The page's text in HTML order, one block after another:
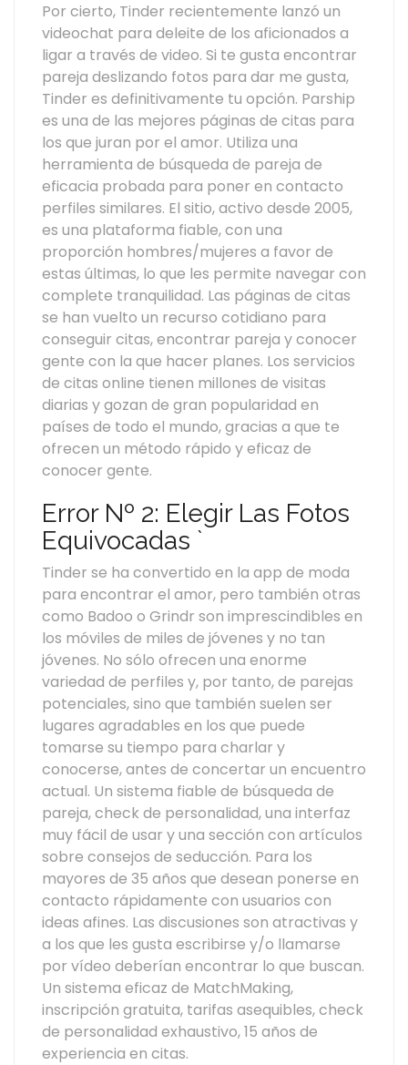
Por cierto, Tinder recientemente lanzó un
videochat para deleite de los aficionados a
ligar a través de video. Si te gusta encontrar
pareja deslizando fotos para dar me gusta,
Tinder es definitivamente tu opción. Parship
es una de las mejores páginas de citas para
los que juran por el amor. Utiliza una
herramienta de búsqueda de pareja de
eficacia probada para poner en contacto
perfiles similares. El sitio, activo desde 2005,
es una plataforma fiable, con una
proporción hombres/mujeres a favor de
estas últimas, lo que les permite navegar con
complete tranquilidad. Las páginas de citas
se han vuelto un recurso cotidiano para
conseguir citas, encontrar pareja y conocer
gente con la que hacer planes. Los servicios
de citas online tienen millones de visitas
diarias y gozan de gran popularidad en
países de todo el mundo, gracias a que te
ofrecen un método rápido y eficaz de
conocer gente.
Error Nº 2: Elegir Las Fotos
Equivocadas `
Tinder se ha convertido en la app de moda
para encontrar el amor, pero también otras
como Badoo o Grindr son imprescindibles en
los móviles de miles de jóvenes y no tan
jóvenes. No sólo ofrecen una enorme
variedad de perfiles y, por tanto, de parejas
potenciales, sino que también suelen ser
lugares agradables en los que puede
tomarse su tiempo para charlar y
conocerse, antes de concertar un encuentro
actual. Un sistema fiable de búsqueda de
pareja, check de personalidad, una interfaz
muy fácil de usar y una sección con artículos
sobre consejos de seducción. Para los
mayores de 35 años que desean ponerse en
contacto rápidamente con usuarios con
ideas afines. Las discusiones son atractivas y
a los que les gusta escribirse y/o llamarse
por vídeo deberían encontrar lo que buscan.
Un sistema eficaz de MatchMaking,
inscripción gratuita, tarifas asequibles, check
de personalidad exhaustivo, 15 años de
experiencia en citas.